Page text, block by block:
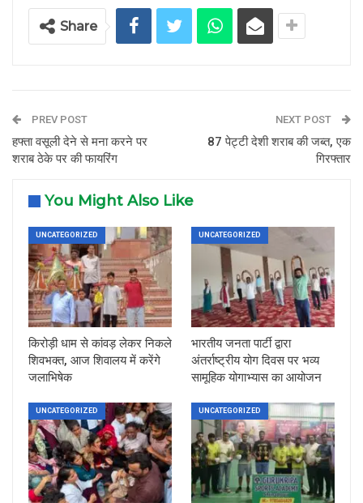
Share
PREV POST
हफ्ता वसूली देने से मना करने पर
शराब ठेके पर की फायरिंग
NEXT POST
87 पेट्टी देशी शराब की जब्त, एक
गिरफ्तार
You Might Also Like
UNCATEGORIZED
किरोड़ी धाम से कांवड़ लेकर निकले
शिवभक्त, आज शिवालय में करेंगे
जलाभिषेक
UNCATEGORIZED
भारतीय जनता पार्टी द्वारा
अंतर्राष्ट्रीय योग दिवस पर भव्य
सामूहिक योगाभ्यास का आयोजन
UNCATEGORIZED UNCATEGORIZED